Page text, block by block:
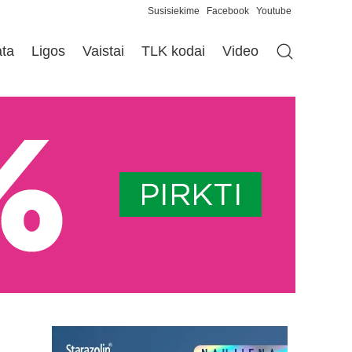
Susisiekime Facebook Youtube
Ligos Vaistai TLK kodai Video